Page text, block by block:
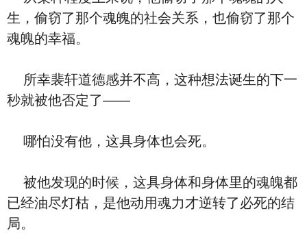
生，偷窃了那个魂魄的社会关系，也偷窃了那个
魂魄的幸福。
所幸裴轩道德感并不高，这种想法诞生的下一
秒就被他否定了——
哪怕没有他，这具身体也会死。
被他发现的时候，这具身体和身体里的魂魄都
已经油尽灯枯，是他动用魂力才逆转了必死的结
局。